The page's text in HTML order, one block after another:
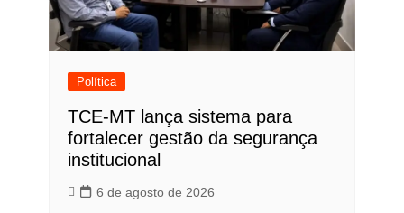
Política
TCE-MT lança sistema para
fortalecer gestão da segurança
institucional
6 de agosto de 2026